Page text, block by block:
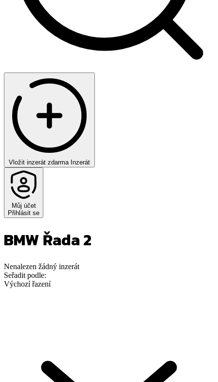
Vložit inzerát zdarma Inzerát
Můj účet
Přihlásit se
BMW Řada 2
Nenalezen žádný inzerát
Seřadit podle:
Výchozí řazení